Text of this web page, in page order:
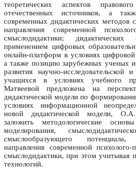
теоретических аспектов
отечественных источников, а
современных дидактических методов
направления современной
смыслодидактики;
применением цифровых
онлайн-платформ в условиях
а также позицию зарубежных ученых
развития научно-исследовательской
учащихся в условиях учебного
Матвеевой предложена на
дидактической модели по
условиях информационной
новой дидактической модели,
заложить методологические основы
моделирования,
смыслообразующего
направления современной
смыслодидактики, при этом учитывая
технологий.